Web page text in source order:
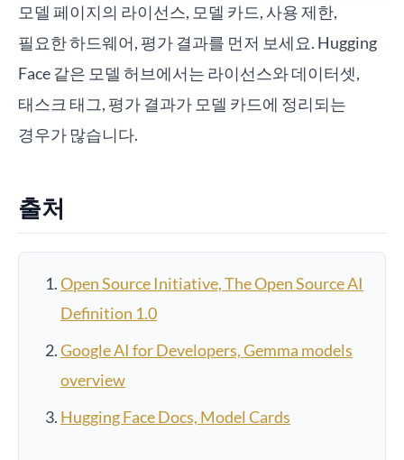
모델 페이지의 라이선스, 모델 카드, 사용 제한,
필요한 하드웨어, 평가 결과를 먼저 보세요. Hugging
Face 같은 모델 허브에서는 라이선스와 데이터셋,
태스크 태그, 평가 결과가 모델 카드에 정리되는
경우가 많습니다.
출처
Open Source Initiative, The Open Source AI
Definition 1.0
Google AI for Developers, Gemma models
overview
Hugging Face Docs, Model Cards